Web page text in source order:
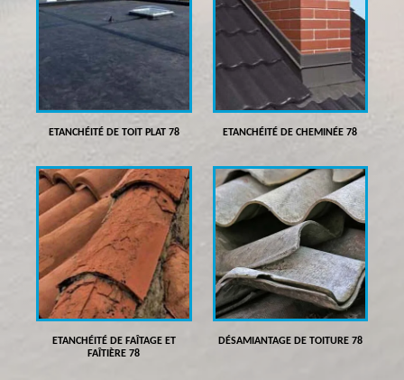
ETANCHÉITÉ DE TOIT PLAT 78 ETANCHÉITÉ DE CHEMINÉE 78
ETANCHÉITÉ DE FAÎTAGE ET
FAÎTIÈRE 78
DÉSAMIANTAGE DE TOITURE 78